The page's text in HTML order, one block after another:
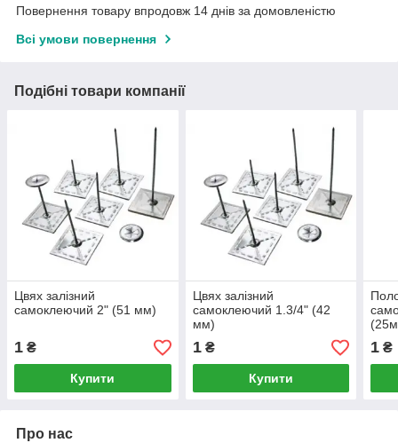
Повернення товару впродовж 14 днів за домовленістю
Всі умови повернення
Подібні товари компанії
Цвях залізний
самоклеючий 2" (51 мм)
1 ₴
Купити
Цвях залізний
самоклеючий 1.3/4" (42
мм)
1₴
Купити
1 ₴
Про нас